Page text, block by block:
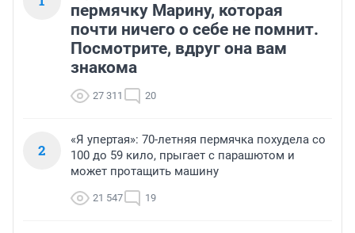
пермячку Марину, которая
почти ничего о себе не помнит.
Посмотрите, вдруг она вам
знакома
27 311 20
2
«Я упертая»: 70-летняя пермячка похудела со
100 до 59 кило, прыгает с парашютом и
может протащить машину
21 547 19